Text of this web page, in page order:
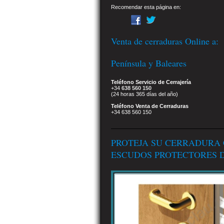
Recomendar esta página en:
Venta de cerraduras Online a:
Península y Baleares
Teléfono Servicio de Cerrajería
+34 638 560 150
(24 horas 365 días del año)
Teléfono Venta de Cerraduras
+34 638 560 150
PROTEJA SU CERRADURA
ESCUDOS PROTECTORES